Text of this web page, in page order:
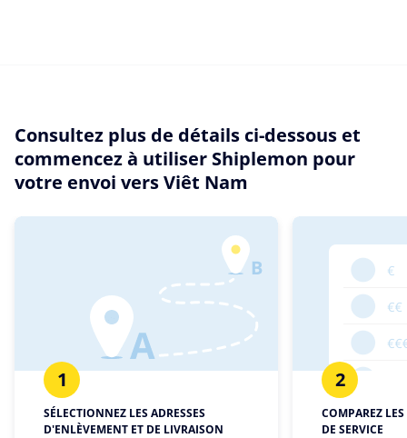
Consultez plus de détails ci-dessous et
commencez à utiliser Shiplemon pour
votre envoi vers Viêt Nam
1
SÉLECTIONNEZ LES ADRESSES
D'ENLÈVEMENT ET DE LIVRAISON
2
COMPAREZ
DE SERVICE